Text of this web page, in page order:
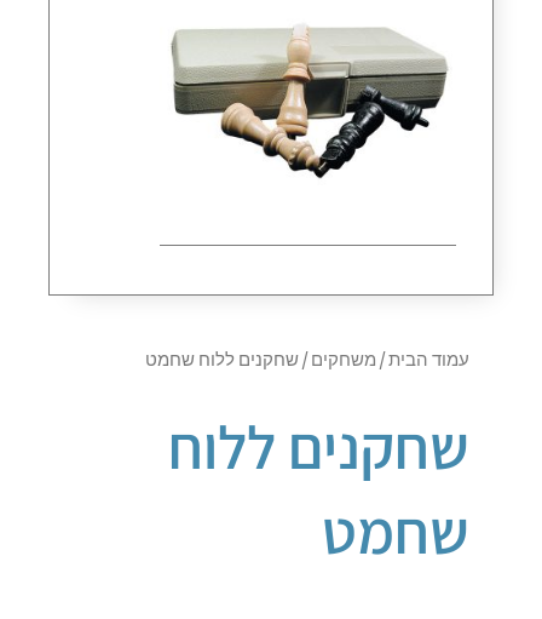
עמוד הבית/ משחקים/ שחקנים ללוח שחמט
שחקנים ללוח
שחמט